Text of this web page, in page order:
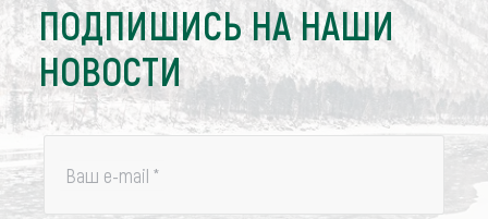
ПОДПИШИСЬ НА НАШИ
НОВОСТИ
Ваш e-mail *